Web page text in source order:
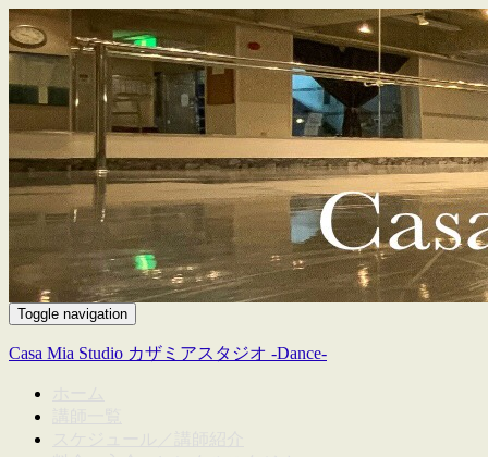
Toggle navigation
Casa Mia Studio カザミアスタジオ -Dance-